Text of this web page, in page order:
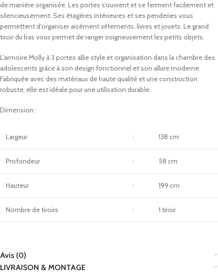
de manière organisée. Les portes s’ouvrent et se ferment facilement et
silencieusement. Ses étagères intérieures et ses penderies vous
permettent d’organiser aisément vêtements, livres et jouets. Le grand
tiroir du bas vous permet de ranger soigneusement les petits objets.
L’armoire Molly à 3 portes allie style et organisation dans la chambre des
adolescents grâce à son design fonctionnel et son allure moderne.
Fabriquée avec des matériaux de haute qualité et une construction
robuste, elle est idéale pour une utilisation durable.
Dimension :
Largeur : 138 cm
Profondeur : 58 cm
Hauteur : 199 cm
Nombre de tiroirs : 1 tiroir
Avis (0)
LIVRAISON & MONTAGE